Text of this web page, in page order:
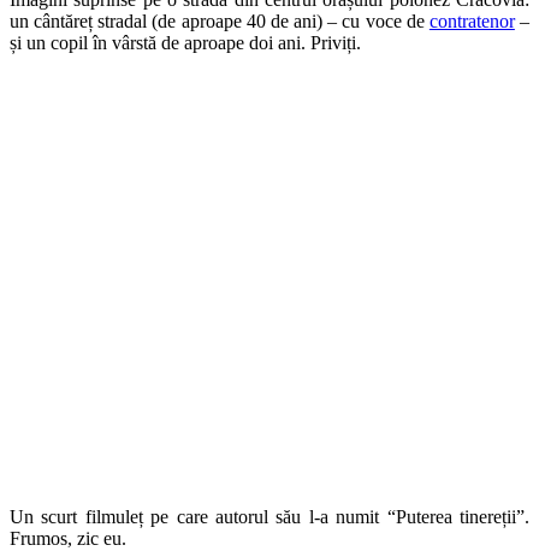
un cântăreț stradal (de aproape 40 de ani) – cu voce de contratenor–
și un copil în vârstă de aproape doi ani. Priviți.
Un scurt filmuleț pe care autorul său l-a numit “Puterea tinereții”.
Frumos, zic eu.